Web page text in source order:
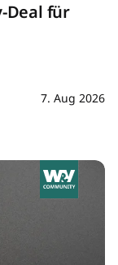
Deal für
7. Aug 2026